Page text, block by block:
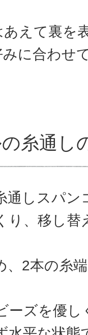
えて裏を
に合わせ
糸通し
通しスパン
り、移し替
、2本の糸
ーズを優し